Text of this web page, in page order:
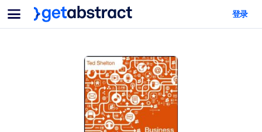
菜单
面向团队与管理者
为您的员工配备关键的人工智能技能。
帮助您的管理者为未来的工作时代做好准备。
面向人工智能系统
登录